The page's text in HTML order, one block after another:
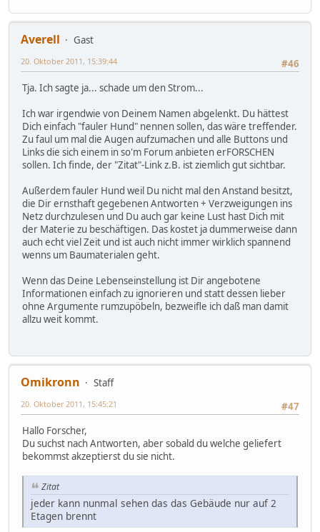
Averell
Gast
#46
20. Oktober 2011, 15:39:44
Tja. Ich sagte ja... schade um den Strom...
Ich war irgendwie von Deinem Namen abgelenkt. Du hättest
Dich einfach "fauler Hund" nennen sollen, das wäre treffender.
Zu faul um mal die Augen aufzumachen und alle Buttons und
Links die sich einem in so'm Forum anbieten erFORSCHEN
sollen. Ich finde, der "Zitat"-Link z.B. ist ziemlich gut sichtbar.
Außerdem fauler Hund weil Du nicht mal den Anstand besitzt,
die Dir ernsthaft gegebenen Antworten + Verzweigungen ins
Netz durchzulesen und Du auch gar keine Lust hast Dich mit
der Materie zu beschäftigen. Das kostet ja dummerweise dann
auch echt viel Zeit und ist auch nicht immer wirklich spannend
wenns um Baumaterialen geht.
Wenn das Deine Lebenseinstellung ist Dir angebotene
Informationen einfach zu ignorieren und statt dessen lieber
ohne Argumente rumzupöbeln, bezweifle ich daß man damit
allzu weit kommt.
Omikronn
Staff
#47
20. Oktober 2011, 15:45:21
Hallo Forscher,
Du suchst nach Antworten, aber sobald du welche geliefert
bekommst akzeptierst du sie nicht.
Zitat
jeder kann nunmal sehen das das Gebäude nur auf 2
Etagen brennt